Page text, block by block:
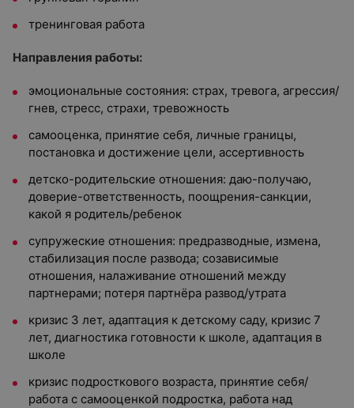
тренинговая работа
Направления работы:
эмоциональные состояния: страх, тревога, агрессия/
гнев, стресс, страхи, тревожность
самооценка, принятие себя, личные границы,
постановка и достижение цели, ассертивность
детско-родительские отношения: даю-получаю,
доверие-ответственность, поощрения-санкции,
какой я родитель/ребенок
супружеские отношения: предразводные, измена,
стабилизация после развода; созависимые
отношения, налаживание отношений между
партнерами; потеря партнёра развод/утрата
кризис 3 лет, адаптация к детскому саду, кризис 7
лет, диагностика готовности к школе, адаптация в
школе
кризис подросткового возраста, принятие себя/
работа с самооценкой подростка, работа над